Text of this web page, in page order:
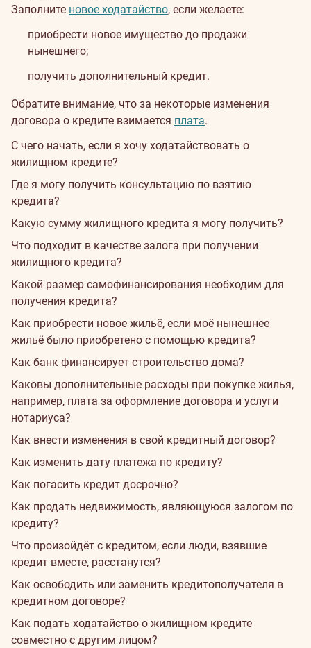
Заполните новое ходатайство, если желаете:
приобрести новое имущество до продажи
нынешнего;
получить дополнительный кредит.
Обратите внимание, что за некоторые изменения
договора о кредите взимается плата.
С чего начать, если я хочу ходатайствовать о
жилищном кредите?
Где я могу получить консультацию по взятию
кредита?
Какую сумму жилищного кредита я могу получить?
Что подходит в качестве залога при получении
жилищного кредита?
Какой размер самофинансирования необходим для
получения кредита?
Как приобрести новое жильё, если моё нынешнее
жильё было приобретено с помощью кредита?
Как банк финансирует строительство дома?
Каковы дополнительные расходы при покупке жилья,
например, плата за оформление договора и услуги
нотариуса?
Как внести изменения в свой кредитный договор?
Как изменить дату платежа по кредиту?
Как погасить кредит досрочно?
Как продать недвижимость, являющуюся залогом по
кредиту?
Что произойдёт с кредитом, если люди, взявшие
кредит вместе, расстанутся?
Как освободить или заменить кредитополучателя в
кредитном договоре?
Как подать ходатайство о жилищном кредите
совместно с другим лицом?